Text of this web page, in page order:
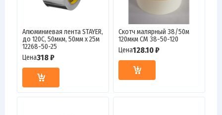
Алюминиевая лента STAYER,
до 120С, 50мкм, 50мм х 25м
12268-50-25
Цена318 ₽
Скотч малярный 38/50м
120мкм СМ 38-50-120
Цена128.10 ₽